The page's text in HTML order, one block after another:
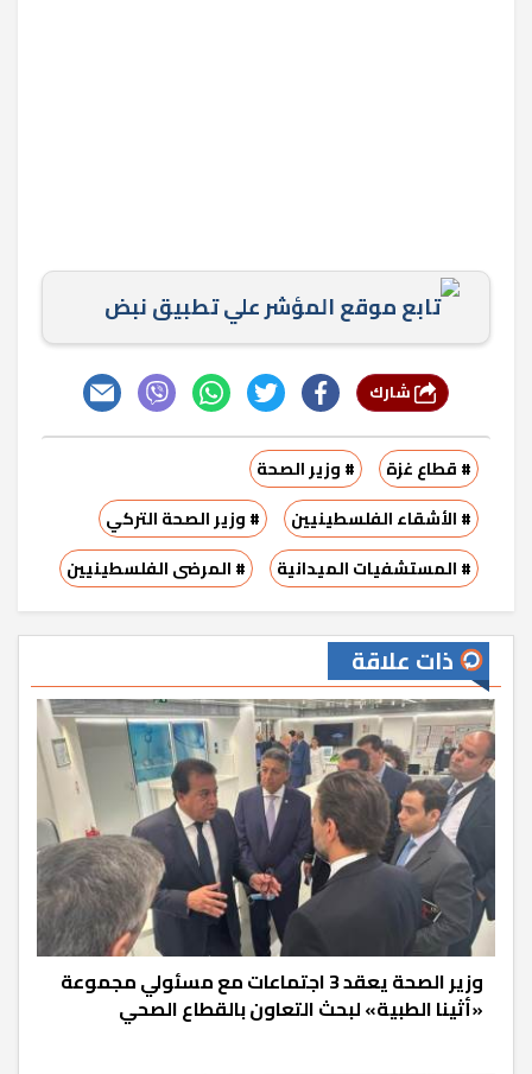
تابع موقع المؤشر علي تطبيق نبض
# قطاع غزة
# وزير الصحة
# الأشقاء الفلسطينيين
# وزير الصحة التركي
# المستشفيات الميدانية
# المرضى الفلسطينيين
ذات علاقة
وزير الصحة يعقد 3 اجتماعات مع مسئولي مجموعة
«أثينا الطبية» لبحث التعاون بالقطاع الصحي